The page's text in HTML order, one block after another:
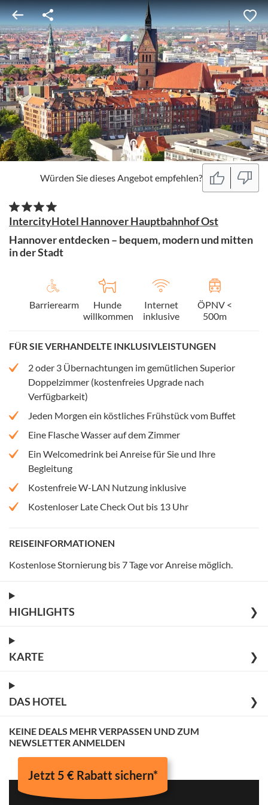
Würden Sie dieses Angebot empfehlen?
IntercityHotel Hannover Hauptbahnhof Ost
Hannover entdecken – bequem, modern und mitten
in der Stadt
Barrierearm
Hunde
willkommen
Internet
inklusive
ÖPNV <
500m
FÜR SIE VERHANDELTE INKLUSIVLEISTUNGEN
2 oder 3 Übernachtungen im gemütlichen Superior
Doppelzimmer (kostenfreies Upgrade nach
Verfügbarkeit)
Jeden Morgen ein köstliches Frühstück vom Buffet
Eine Flasche Wasser auf dem Zimmer
Ein Welcomedrink bei Anreise für Sie und Ihre
Begleitung
Kostenfreie W-LAN Nutzung inklusive
Kostenloser Late Check Out bis 13 Uhr
REISEINFORMATIONEN
Kostenlose Stornierung bis 7 Tage vor Anreise möglich
HIGHLIGHTS ❯
KARTE ❯
DAS HOTEL ❯
KEINE DEALS MEHR VERPASSEN UND ZUM
NEWSLETTER ANMELDEN
Jetzt 5 € Rabatt sichern*